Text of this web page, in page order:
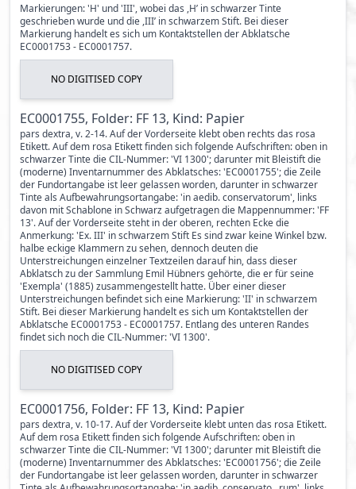
Markierungen: 'H' und 'III', wobei das ,H’ in schwarzer Tinte
geschrieben wurde und die ,III’ in schwarzem Stift. Bei dieser
Markierung handelt es sich um Kontaktstellen der Abklatsche
EC0001753 - EC0001757.
NO DIGITISED COPY
EC0001755, Folder: FF 13, Kind: Papier
pars dextra, v. 2-14. Auf der Vorderseite klebt oben rechts das rosa
Etikett. Auf dem rosa Etikett finden sich folgende Aufschriften: oben in
schwarzer Tinte die CIL-Nummer: 'VI 1300'; darunter mit Bleistift die
(moderne) Inventarnummer des Abklatsches: 'EC0001755'; die Zeile
der Fundortangabe ist leer gelassen worden, darunter in schwarzer
Tinte als Aufbewahrungsortangabe: 'in aedib. conservatorum', links
davon mit Schablone in Schwarz aufgetragen die Mappennummer: 'FF
13'. Auf der Vorderseite steht in der oberen, rechten Ecke die
Anmerkung: 'Ex. III' in schwarzem Stift Es sind zwar keine Winkel bzw.
halbe eckige Klammern zu sehen, dennoch deuten die
Unterstreichungen einzelner Textzeilen darauf hin, dass dieser
Abklatsch zu der Sammlung Emil Hübners gehörte, die er für seine
'Exempla' (1885) zusammengestellt hatte. Über einer dieser
Unterstreichungen befindet sich eine Markierung: 'II' in schwarzem
Stift. Bei dieser Markierung handelt es sich um Kontaktstellen der
Abklatsche EC0001753 - EC0001757. Entlang des unteren Randes
findet sich noch die CIL-Nummer: 'VI 1300'.
NO DIGITISED COPY
EC0001756, Folder: FF 13, Kind: Papier
pars dextra, v. 10-17. Auf der Vorderseite klebt unten das rosa Etikett.
Auf dem rosa Etikett finden sich folgende Aufschriften: oben in
schwarzer Tinte die CIL-Nummer: 'VI 1300'; darunter mit Bleistift die
(moderne) Inventarnummer des Abklatsches: 'EC0001756'; die Zeile
der Fundortangabe ist leer gelassen worden, darunter in schwarzer